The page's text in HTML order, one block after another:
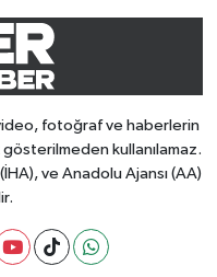
fotoğraf ve haberlerin
gösterilmeden kullanılamaz.
ve Anadolu Ajansı (AA)